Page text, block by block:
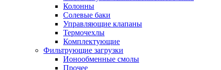
Колонны
Солевые баки
Управляющие клапаны
Термочехлы
Комплектующие
Фильтрующие загрузки
Ионообменные смолы
Прочее